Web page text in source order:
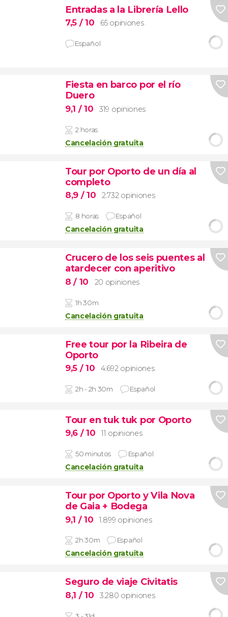
Entradas a la Librería Lello
7,5 / 10 65 opiniones
Español
Fiesta en barco por el río
Duero
9,1 / 10 319 opiniones
2 horas
Cancelación gratuita
Tour por Oporto de un día al
completo
8,9 / 10 2.732 opiniones
8 horas Español
Cancelación gratuita
Crucero de los seis puentes al
atardecer con aperitivo
8/ 10 20 opiniones
1h 30m
Cancelación gratuita
Free tour por la Ribeira de
Oporto
9,5 / 10 4.692 opiniones
2h - 2h 30m Español
Tour en tuk tuk por Oporto
9,6 / 10 11 opiniones
50 minutos Español
Cancelación gratuita
Tour por Oporto y Vila Nova
de Gaia + Bodega
9,1 / 10 1.899 opiniones
2h 30m Español
Cancelación gratuita
Seguro de viaje Civitatis
8,1 / 10 3.280 opiniones